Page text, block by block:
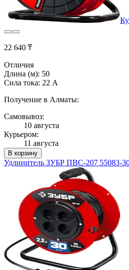
22 640 ₸
Отличия
Длина (м): 50
Сила тока: 22 А
Получение в Алматы:
Самовывоз:
10 августа
Курьером:
11 августа
В корзину
Удлинитель ЗУБР ПВС-207 55083-